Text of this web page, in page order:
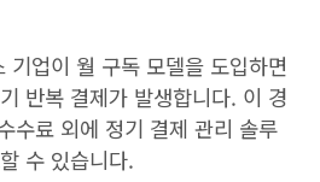
기업이 월 구독 모델을 도입하면
반복 결제가 발생합니다. 이 경
수료 외에 정기 결제 관리 솔루
수 있습니다.